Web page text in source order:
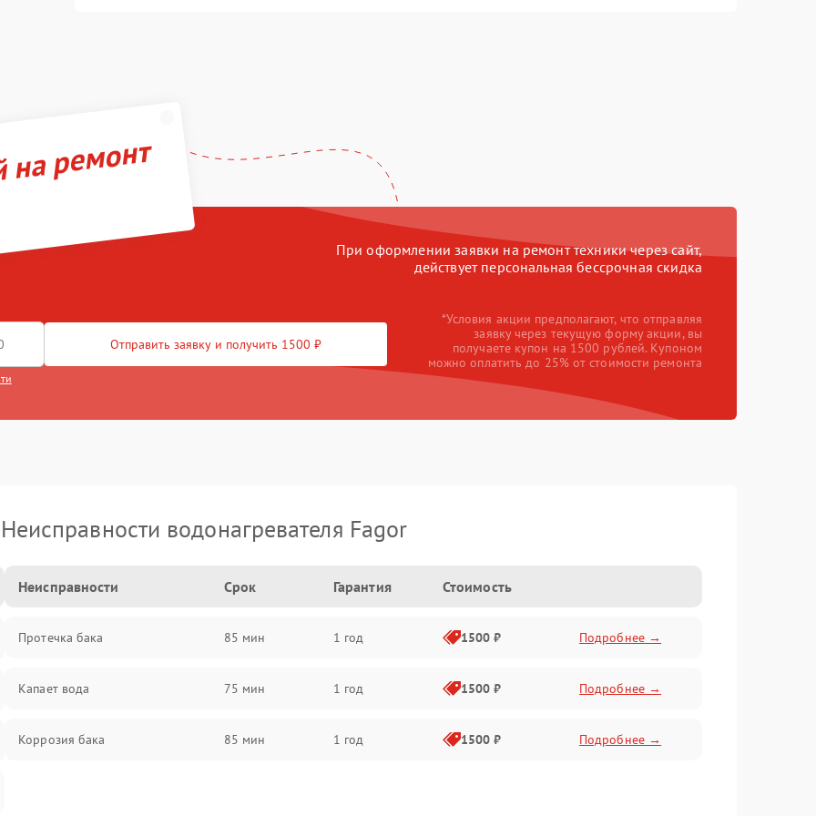
ремонт
При оформлении заявки на ремонт техники через сайт,
действует персональная бессрочная скидка
Отправить заявку и получить 1500 ₽
*Условия акции предполагают, что отправляя
заявку через текущую форму акции, вы
получаете купон на 1500 рублей. Купоном
можно оплатить до 25% от стоимости ремонта
Неисправности водонагревателя Fagor
Неисправности Срок Гарантия Стоимость
Протечка бака 85 мин 1 год 1500 ₽ Подробнее →
Капает вода 75 мин 1 год 1500 ₽ Подробнее →
Коррозия бака 85 мин 1 год 1500 ₽ Подробнее →